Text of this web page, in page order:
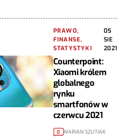
PRAWO,
FINANSE,
STATYSTYKI
05
SIE
2021
Counterpoint:
Xiaomi królem
globalnego
rynku
smartfonów w
czerwcu 2021
0 MARIAN SZUTIAK